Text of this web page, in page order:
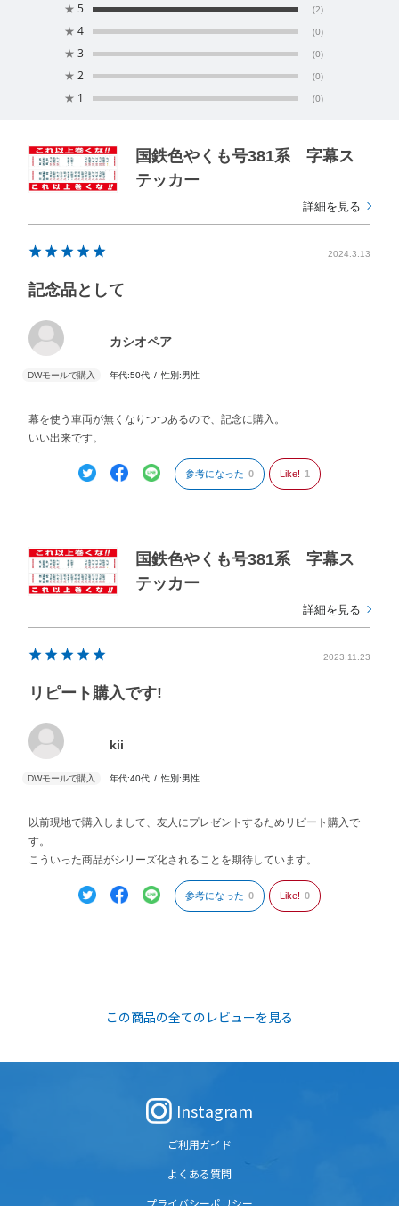
★ 5 (2)
★ 4 (0)
★ 3 (0)
★ 2 (0)
★ 1 (0)
国鉄色やくも号381系 字幕ス
テッカー
詳細を見る
2024.3.13
記念品として
カシオペア
年代:50代 性別:男性
幕を使う車両が無くなりつつあるので、記念に購入。
いい出来です。
参考になった 0 Like! 1
国鉄色やくも号381系 字幕ス
テッカー
詳細を見る
2023.11.23
リピート購入です!
kii
年代:40代 性別:男性
以前現地で購入しまして、友人にプレゼントするためリピート購入で
す。
こういった商品がシリーズ化されることを期待しています。
参考になった 0 Like! 0
この商品の全てのレビューを見る
Instagram
ご利用ガイド
よくある質問
プライバシーポリシー